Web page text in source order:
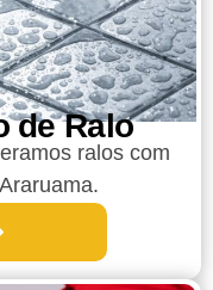
de Ralo
ralos com